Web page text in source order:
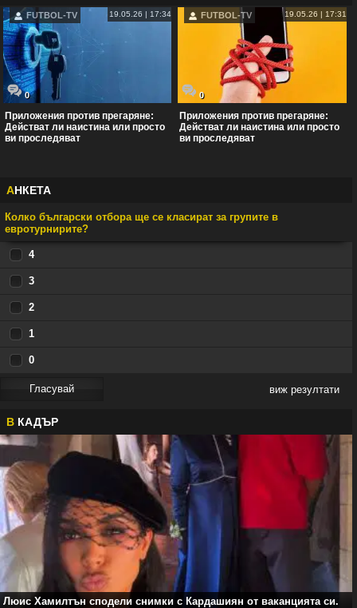
FUTBOL-TV 19.05.26 | 17:34
0
Приложения против прегаряне:
Действат ли наистина или просто
ви проследяват
FUTBOL-TV 19.05.26 | 17:31
0
Приложения против прегаряне:
Действат ли наистина или просто
ви проследяват
АНКЕТА
Колко български отбора ще се класират за групите в
евротурнирите?
4
3
2
1
0
виж резултати
В КАДЪР
Люис Хамилтън сподели снимки с Кардашиян от ваканцията си.